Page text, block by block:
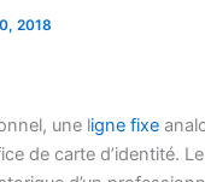
2018
une ligne fixe
de carte d’identité.